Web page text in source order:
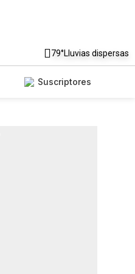
79°Lluvias dispersas
Suscriptores